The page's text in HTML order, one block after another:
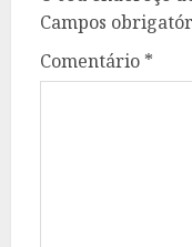
Campos
Comentário *